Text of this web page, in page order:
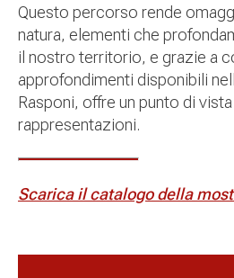
Questo percorso rende
natura, elementi che
il nostro territorio, e grazie a
approfondimenti disponibili
Rasponi, offre un punto di
rappresentazioni.
Scarica il catalogo della